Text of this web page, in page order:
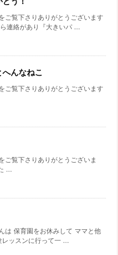
ご覧下さりありがとうございます
連絡があり『大きいパ ...
んなねこ
ご覧下さりありがとうございます
ご覧下さりありがとうございま
...
は 保育園をお休みして ママと他
ッスンに行って一 ...